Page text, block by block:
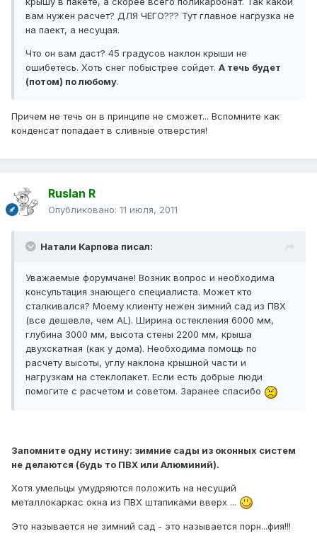
вам нужен расчет? ДЛЯ ЧЕГО??? Тут главное нагрузка не
на паект, а несущая.
Что он вам даст? 45 градусов наклон крыши не
ошибетесь. Хоть снег побыстрее сойдет. А течь будет
(потом) по любому.
Причем не течь он в принципе не сможет... Вспомните как
конденсат попадает в сливные отверстия!
Ruslan R
Опубликовано: 11 июля, 2011
Натали Карпова писал:
Уважаемые форумчане! Возник вопрос и необходима
консультация знающего специалиста. Может кто
сталкивался? Моему клиенту нежен зимний сад из ПВХ
(все дешевле, чем AL). Ширина остекления 6000 мм,
глубина 3000 мм, высота стены 2200 мм, крыша
двухскатная (как у дома). Необходима помощь по
расчету высоты, углу наклона крышной части и
нагрузкам на стеклопакет. Если есть добрые люди
помогите с расчетом и советом. Заранее спасибо
Запомните одну истину: зимние сады из оконных систем
не делаются (будь то ПВХ или Алюминий).
Хотя умельцы умудряются положить на несущий
металлокаркас окна из ПВХ штапиками вверх ...
Это называется не зимний сад - это называется порн...фия!!!